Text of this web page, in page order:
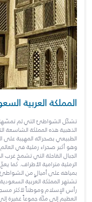
المملكة العربية
تشكّل الشواطئ التي لم تمسّها يد
الذهبية هذه المملكة الشاسعة
الطبيعي بصحرائه المهيبة على
وهو أكبر صحراء رملية في
الجبال القاحلة التي تشمخ غرب
الرملية مترامية الأطراف. كما
بمياهه على أميالٍ من الشواطئ
تشتهر المملكة العربية
رأس الإسلام وموطناً لأكثر
العظيم إلى مكّة جموعاً غفيرة